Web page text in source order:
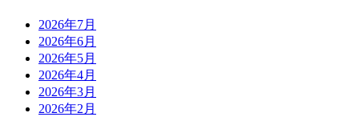
2026年7月
2026年6月
2026年5月
2026年4月
2026年3月
2026年2月